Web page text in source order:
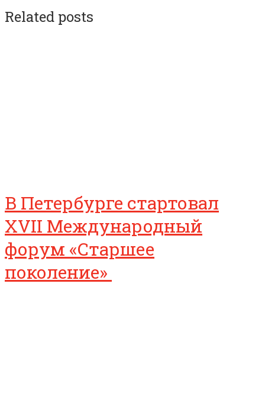
Related posts
В Петербурге стартовал
XVII Международный
форум «Старшее
поколение»